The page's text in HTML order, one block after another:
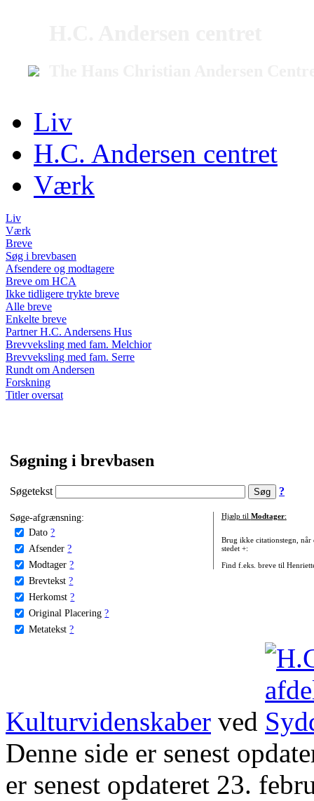
Liv
H.C. Andersen centret
Værk
Liv
Værk
Breve
Søg i brevbasen
Afsendere og modtagere
Breve om HCA
Ikke tidligere trykte breve
Alle breve
Enkelte breve
Partner H.C. Andersens Hus
Brevveksling med fam. Melchior
Brevveksling med fam. Serre
Rundt om Andersen
Forskning
Titler oversat
Søgning i brevbasen
Søgetekst ?
Søge-afgrænsning:
Dato ?
Afsender ?
Modtager ?
Brevtekst ?
Herkomst ?
Original Placering ?
Metatekst ?
Hjælp til Modtager:
Brug ikke citationstegn, når
stedet +:
Find f.eks. breve til
Kulturvidenskaber ved
Denne side er senest
er senest opdateret 23.